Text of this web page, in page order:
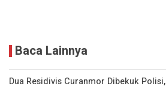
Baca Lainnya
Dua Residivis Curanmor Dibekuk Polisi,